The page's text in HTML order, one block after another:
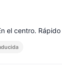
el centro.